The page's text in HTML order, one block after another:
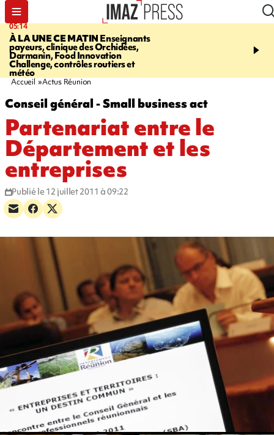
05:14
À LA UNE CE MATIN Enseignants
payeurs, clinique des Orchidées,
Darmanin, Food Innovation
Challenge, contrôles routiers et
météo
07:08
Orchidées pourrait
conséquences pour les
Accueil Actus Réunion
Conseil général - Small business act
Partenariat entre le
Département et les
entreprises
Publié le 12 juillet 2011 à 09:22